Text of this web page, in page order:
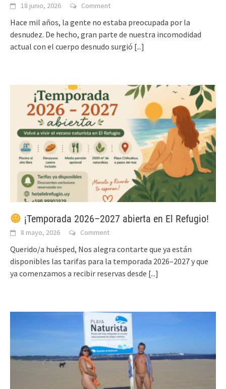
18 junio, 2026 Comment
Hace mil años, la gente no estaba preocupada por la
desnudez. De hecho, gran parte de nuestra incomodidad
actual con el cuerpo desnudo surgió [...]
¡Temporada 2026–2027 abierta en El Refugio!
8 mayo, 2026 Comment
Querido/a huésped, Nos alegra contarte que ya están
disponibles las tarifas para la temporada 2026–2027 y que
ya comenzamos a recibir reservas desde [...]